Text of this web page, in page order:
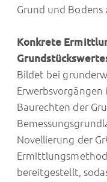
Grund und
Konkrete
Bildet bei
Baurechten der
Novellierung der
bereitgestellt,